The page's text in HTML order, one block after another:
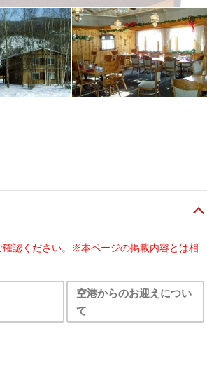
認ください。※本ページの掲載内容とは相
空港からのお迎えについ
て